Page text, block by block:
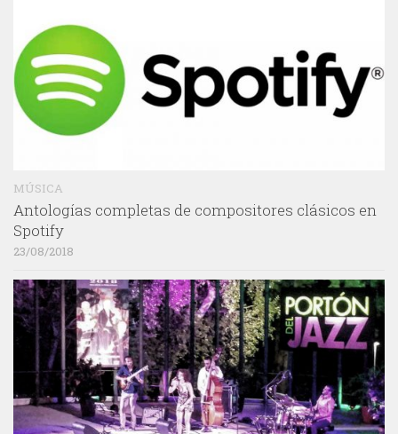
MÚSICA
Antologías completas de compositores clásicos en
Spotify
23/08/2018